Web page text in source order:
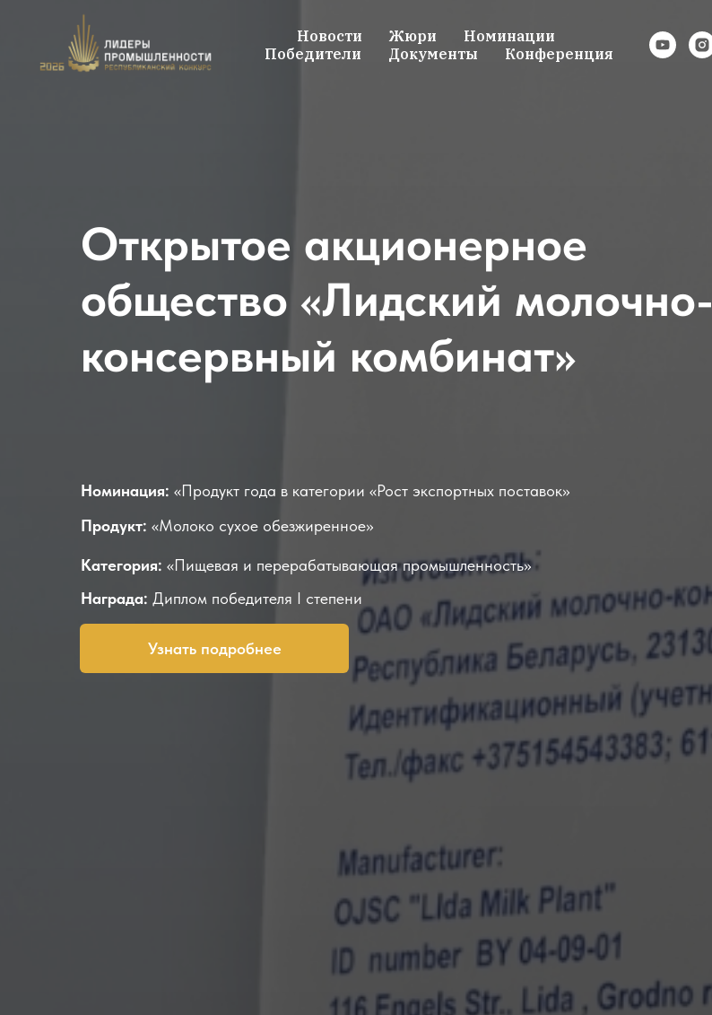
Новости Жюри
Номинации
Победители
Документы Конференция
Открытое акционерное
общество «Лидский молочно-
консервный комбинат»
Номинация: «Продукт года в категории «Рост экспортных поставок»
Категория: «Пищевая и перерабатывающая промышленность»
Продукт: «Молоко сухое обезжиренное»
Награда: Диплом победителя I степени
Узнать подробнее